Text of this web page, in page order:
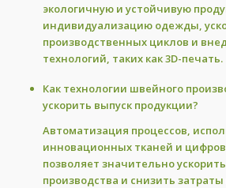
экологичную и устойчивую
индивидуализацию одежды,
производственных циклов и
технологий, таких как 3D-печать.
Как технологии швейного
ускорить выпуск продукции?
Автоматизация процессов,
инновационных тканей и
позволяет значительно
производства и снизить